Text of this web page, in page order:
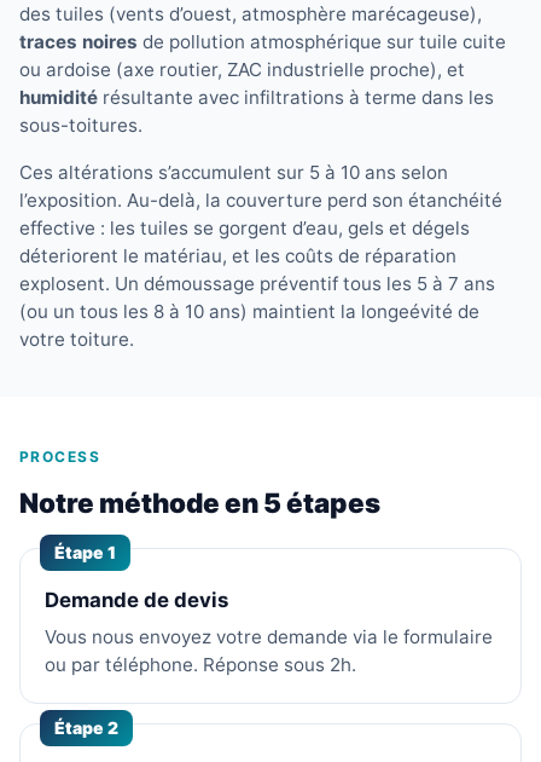
des tuiles (vents d’ouest, atmosphère marécageuse),
traces noires de pollution atmosphérique sur tuile cuite
ou ardoise (axe routier, ZAC industrielle proche), et
humidité résultante avec infiltrations à terme dans les
sous-toitures.
Ces altérations s’accumulent sur 5 à 10 ans selon
l’exposition. Au-delà, la couverture perd son étanchéité
effective : les tuiles se gorgent d’eau, gels et dégels
déteriorent le matériau, et les coûts de réparation
explosent. Un démoussage préventif tous les 5 à 7 ans
(ou un tous les 8 à 10 ans) maintient la longeévité de
votre toiture.
PROCESS
Notre méthode en 5 étapes
Étape 1
Demande de devis
Vous nous envoyez votre demande via le formulaire
ou par téléphone. Réponse sous 2h.
Étape 2